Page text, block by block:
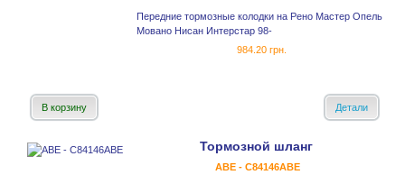
Передние тормозные колодки на Рено Мастер Опель
Мовано Нисан Интерстар 98-
984.20 грн.
В корзину Детали
Тормозной шланг
ABE - C84146ABE